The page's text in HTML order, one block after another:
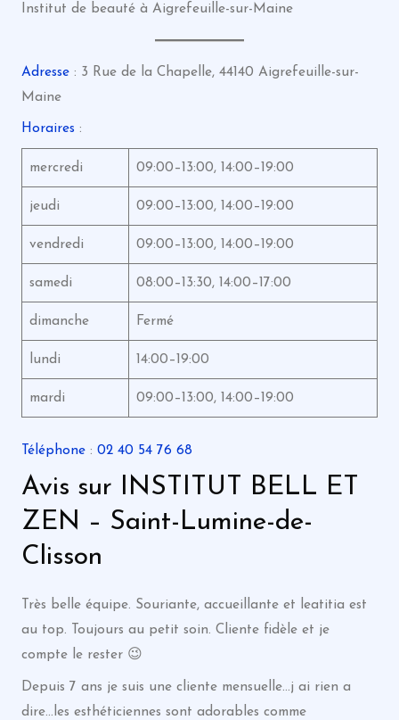
Institut de beauté à Aigrefeuille-sur-Maine
Adresse: 3 Rue de la Chapelle, 44140 Aigrefeuille-sur-
Maine
Horaires :
mercredi 09:00–13:00, 14:00–19:00
jeudi 09:00–13:00, 14:00–19:00
vendredi 09:00–13:00, 14:00–19:00
samedi 08:00–13:30, 14:00–17:00
dimanche Fermé
lundi 14:00–19:00
mardi 09:00–13:00, 14:00–19:00
Téléphone: 02 40 54 76 68
Avis sur INSTITUT BELL ET
ZEN – Saint-Lumine-de-
Clisson
Très belle équipe. Souriante, accueillante et leatitia est
au top. Toujours au petit soin. Cliente fidèle et je
compte le rester 😉
Depuis 7 ans je suis une cliente mensuelle…j ai rien a
dire…les esthéticiennes sont adorables comme